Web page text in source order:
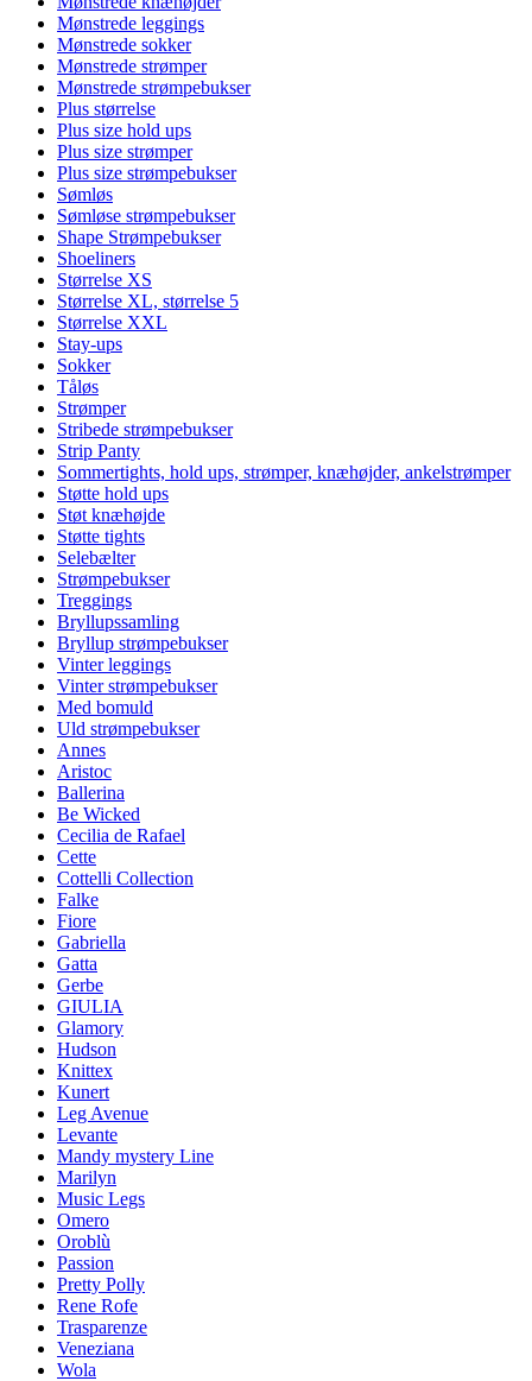
Mønstrede leggings
Mønstrede sokker
Mønstrede strømper
Mønstrede strømpebukser
Plus størrelse
Plus size hold ups
Plus size strømper
Plus size strømpebukser
Sømløs
Sømløse strømpebukser
Shape Strømpebukser
Shoeliners
Størrelse XS
Størrelse XL, størrelse 5
Størrelse XXL
Stay-ups
Sokker
Tåløs
Strømper
Stribede strømpebukser
Strip Panty
Sommertights, hold ups, strømper, knæhøjder, ankelstrømper
Støtte hold ups
Støt knæhøjde
Støtte tights
Selebælter
Strømpebukser
Treggings
Bryllupssamling
Bryllup strømpebukser
Vinter leggings
Vinter strømpebukser
Med bomuld
Uld strømpebukser
Annes
Aristoc
Ballerina
Be Wicked
Cecilia de Rafael
Cette
Cottelli Collection
Falke
Fiore
Gabriella
Gatta
Gerbe
GIULIA
Glamory
Hudson
Knittex
Kunert
Leg Avenue
Levante
Mandy mystery Line
Marilyn
Music Legs
Omero
Oroblù
Passion
Pretty Polly
Rene Rofe
Trasparenze
Veneziana
Wola